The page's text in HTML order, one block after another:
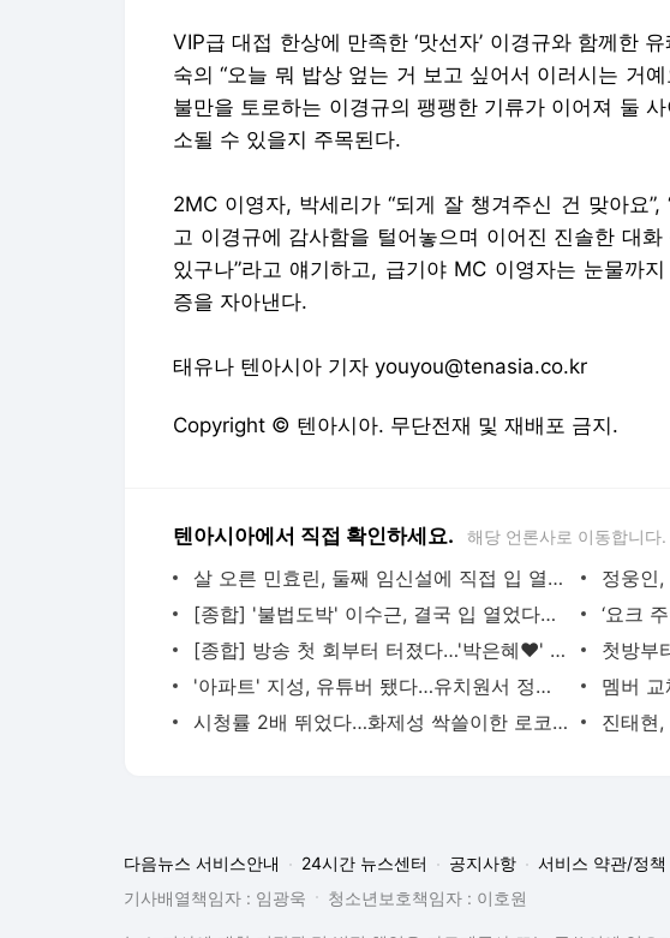
VIP급 대접 한상에 만족한 ‘맛선자’ 이경규와 함께한
숙의 “오늘 뭐 밥상 엎는 거 보고 싶어서 이러시는 거예
불만을 토로하는 이경규의 팽팽한 기류가 이어져 둘
소될 수 있을지 주목된다.
2MC 이영자, 박세리가 “되게 잘 챙겨주신 건 맞아요
고 이경규에 감사함을 털어놓으며 이어진 진솔한 대
있구나”라고 얘기하고, 급기야 MC 이영자는 눈물까
증을 자아낸다.
태유나 텐아시아 기자 youyou@tenasia.co.kr
Copyright © 텐아시아. 무단전재 및 재배포 금지.
텐아시아에서 직접 확인하세요. 해당 언론사로 이동합니다.
살 오른 민효린, 둘째 임신설에 직접 입 열었다…"엄마로 살고 있어서 그래" | 텐아시아
[종합] '불법도박' 이수근, 결국 입 열었다…"탁재훈과 큰 싸움날까봐, 할 이야기 많아" ('짠한형')
[종합] 방송 첫 회부터 터졌다…'박은혜♥' 황동주, 친자 스캔들 휘말렸다 "정자 제공 합법적"('마
'아파트' 지성, 유튜버 됐다…유치원서 정장 입고 촬영, "하나로 뭉쳐" | 텐아시아
시청률 2배 뛰었다…화제성 싹쓸이한 로코물, 약혼 선언→오락실 데이트 ('오싹한연애') | 텐아시
다음뉴스 서비스안내 24시간 뉴스센터 공지사항
서비스 약관/정책
기사배열책임자 : 임광욱
청소년보호책임자 : 이호원